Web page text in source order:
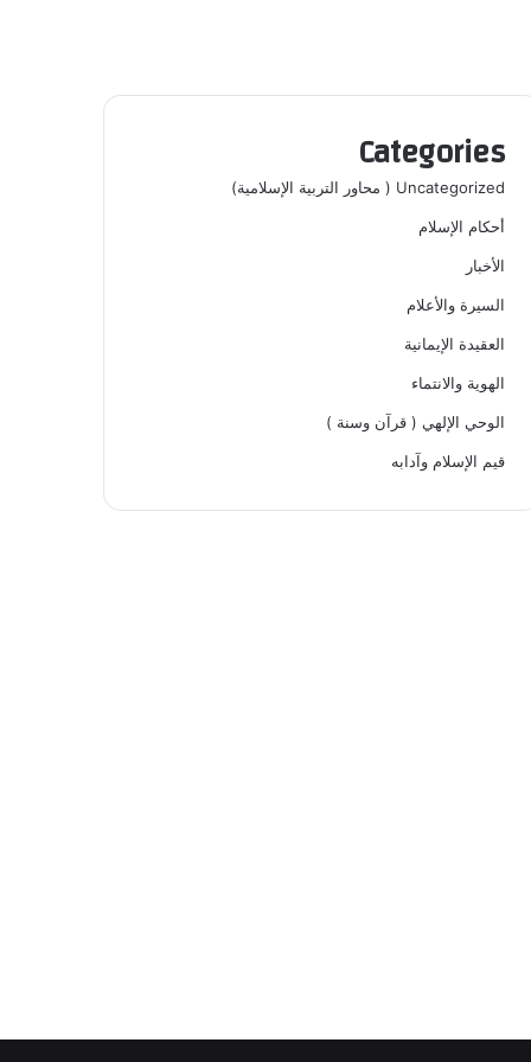
Categories
Uncategorized ( محاور التربية الإسلامية)
أحكام الإسلام
الأخبار
السيرة والأعلام
العقيدة الإيمانية
الهوية والانتماء
الوحي الإلهي ( قرآن وسنة )
قيم الإسلام وآدابه